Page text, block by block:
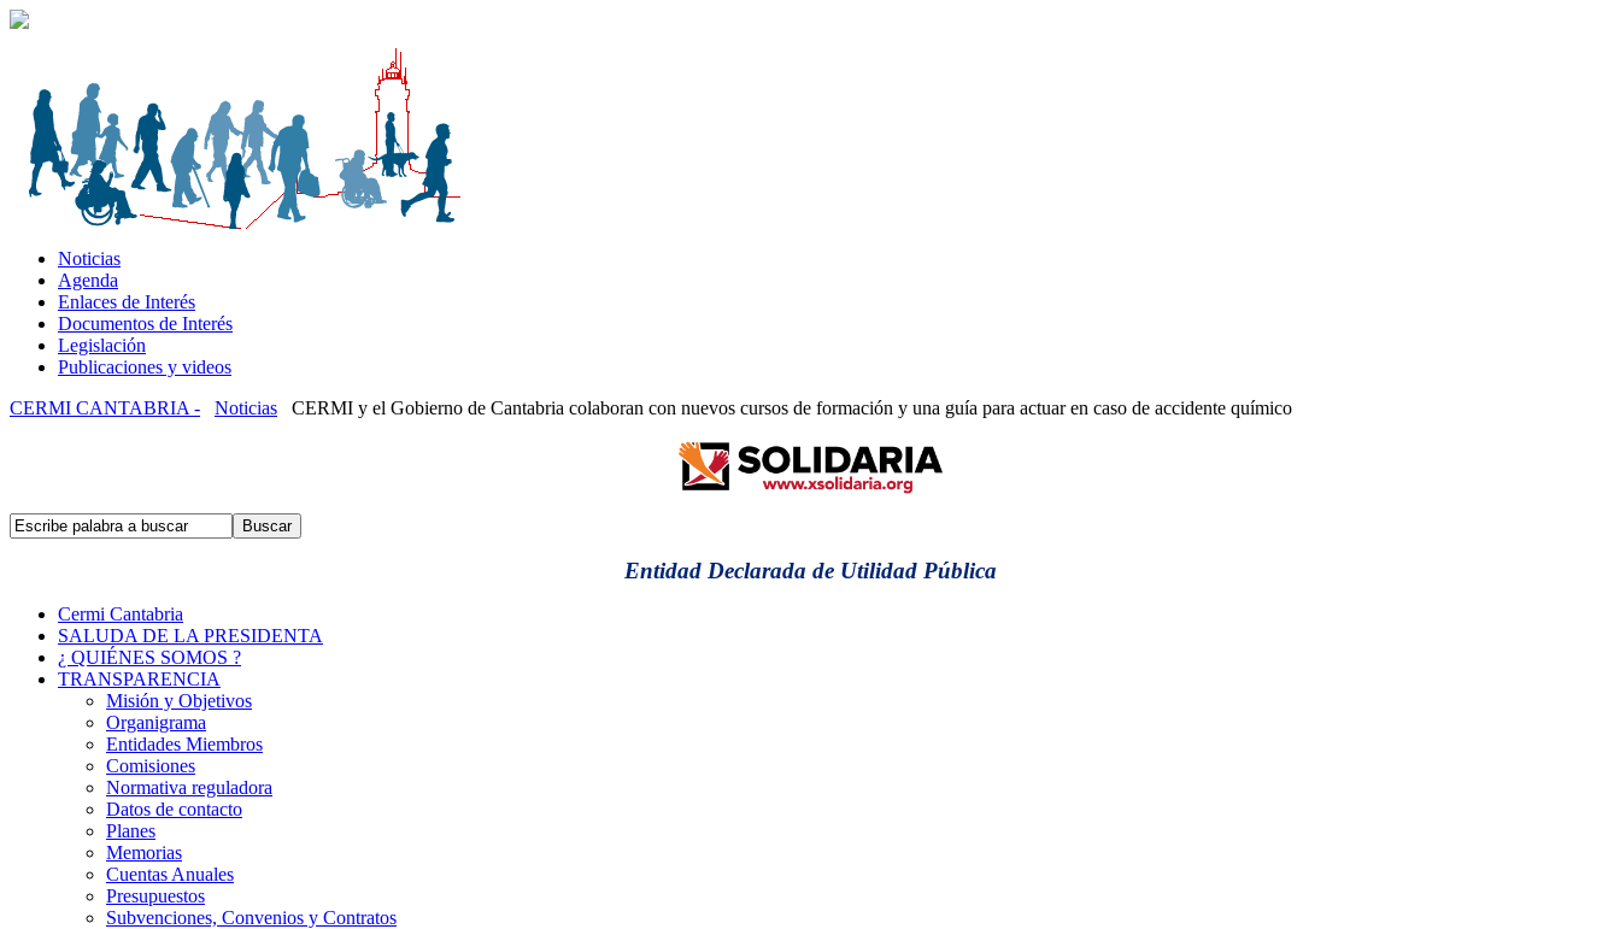
Noticias
Agenda
Enlaces de Interés
Documentos de Interés
Legislación
Publicaciones y videos
CERMI CANTABRIA -
Noticias CERMI y el Gobierno de Cantabria colaboran con nuevos cursos de formación y una guía para actuar en caso de accidente químico
Entidad Declarada de Utilidad Pública
Cermi Cantabria
SALUDA DE LA PRESIDENTA
¿ QUIÉNES SOMOS ?
TRANSPARENCIA
Misión y Objetivos
Organigrama
Entidades Miembros
Comisiones
Normativa reguladora
Datos de contacto
Planes
Memorias
Cuentas Anuales
Presupuestos
Subvenciones, Convenios y Contratos